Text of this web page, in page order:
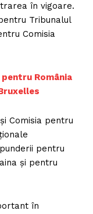
în vigoare.
Tribunalul
Comisia
România
Comisia pentru
pentru
și pentru
în